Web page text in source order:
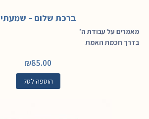
ברכת שלום – שמעתי
מאמרים על עבודת ה’
בדרך חכמת האמת
₪85.00
הוספה לסל